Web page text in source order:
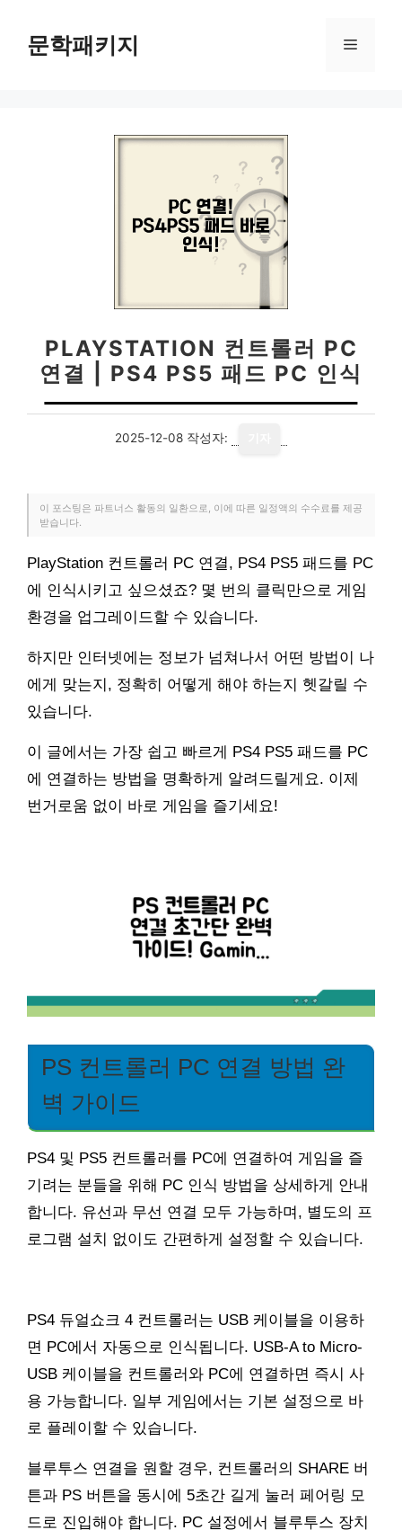
문학패키지 메
PLAYSTATION 컨트롤러 PC
연결 | PS4 PS5 패드 PC 인식
2025-12-08 작성자:
이 포스팅은 파트너스 활동의 일환으로, 이에 따른 일정액의 수수료를 제공
받습니다.
PlayStation 컨트롤러 PC 연결, PS4 PS5 패드를 PC
에 인식시키고 싶으셨죠? 몇 번의 클릭만으로 게임
환경을 업그레이드할 수 있습니다.
하지만 인터넷에는 정보가 넘쳐나서 어떤 방법이 나
에게 맞는지, 정확히 어떻게 해야 하는지 헷갈릴 수
있습니다.
이 글에서는 가장 쉽고 빠르게 PS4 PS5 패드를 PC
에 연결하는 방법을 명확하게 알려드릴게요. 이제
번거로움 없이 바로 게임을 즐기세요!
PS 컨트롤러 PC 연결 방법 완
벽 가이드
PS4 및 PS5 컨트롤러를 PC에 연결하여 게임을 즐
기려는 분들을 위해 PC 인식 방법을 상세하게 안내
합니다. 유선과 무선 연결 모두 가능하며, 별도의 프
로그램 설치 없이도 간편하게 설정할 수 있습니다.
PS4 듀얼쇼크 4 컨트롤러는 USB 케이블을 이용하
면 PC에서 자동으로 인식됩니다. USB-A to Micro-
USB 케이블을 컨트롤러와 PC에 연결하면 즉시 사
용 가능합니다. 일부 게임에서는 기본 설정으로 바
로 플레이할 수 있습니다.
블루투스 연결을 원할 경우, 컨트롤러의 SHARE 버
튼과 PS 버튼을 동시에 5초간 길게 눌러 페어링 모
드로 진입해야 합니다. PC 설정에서 블루투스 장치